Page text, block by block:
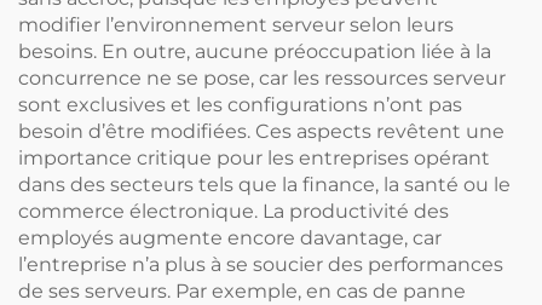
modifier l’environnement serveur selon leurs
besoins. En outre, aucune préoccupation liée à la
concurrence ne se pose, car les ressources serveur
sont exclusives et les configurations n’ont pas
besoin d’être modifiées. Ces aspects revêtent une
importance critique pour les entreprises opérant
dans des secteurs tels que la finance, la santé ou le
commerce électronique. La productivité des
employés augmente encore davantage, car
l’entreprise n’a plus à se soucier des performances
de ses serveurs. Par exemple, en cas de panne